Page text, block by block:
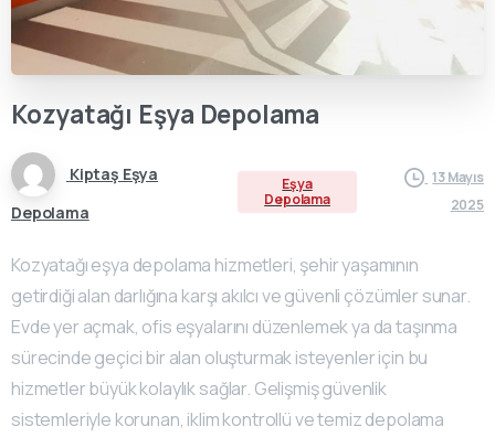
Kozyatağı Eşya Depolama
Kiptaş Eşya
Depolama
Eşya
Depolama
13 Mayıs
2025
Kozyatağı eşya depolama hizmetleri, şehir yaşamının
getirdiği alan darlığına karşı akılcı ve güvenli çözümler sunar.
Evde yer açmak, ofis eşyalarını düzenlemek ya da taşınma
sürecinde geçici bir alan oluşturmak isteyenler için bu
hizmetler büyük kolaylık sağlar. Gelişmiş güvenlik
sistemleriyle korunan, iklim kontrollü ve temiz depolama